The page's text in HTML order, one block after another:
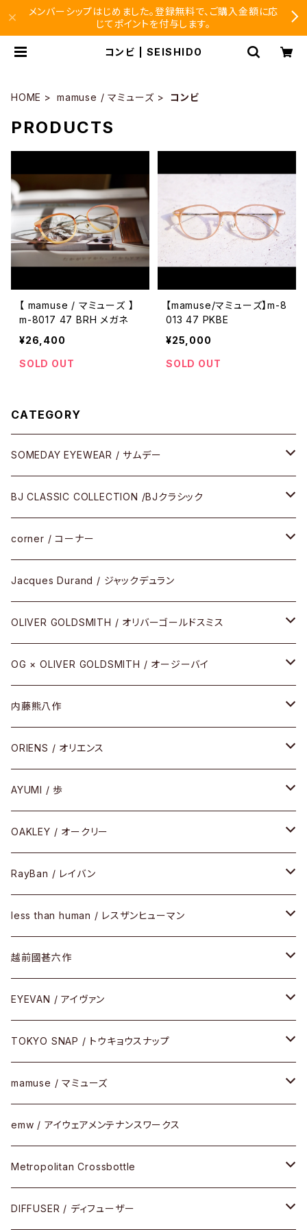
メンバーシップはじめました。登録無料で、ご購入金額に応
じてポイントを付与します。
コンビ | SEISHIDO
HOME mamuse / マミューズ コンビ
PRODUCTS
【 mamuse / マミューズ 】
m-8017 47 BRH メガネ
¥26,400
SOLD OUT
【mamuse/マミューズ】m-8
013 47 PKBE
¥25,000
SOLD OUT
CATEGORY
SOMEDAY EYEWEAR / サムデー
メガネ
サングラス
アパレル
その他
BJ CLASSIC COLLECTION /BJクラシック
CELLULOID（CRAFTSMAN EDITION）
SHINBARI（CRAFTSMAN EDITION）
URUSHI（CRAFTSMAN EDITION）
REVIVAL EDITION
HEAVY EDITION
COMBI （コンビシリーズ）
PREMIUM（プレミアムシリーズ）
PLASTIC（プラスティックシリーズ）
SIRMONT（サーモントシリーズ）
SUNSHIFT
ケア用品
corner / コーナー
リサーチシリーズ
サブリメイションシリーズ
Jacques Durand / ジャックデュラン
OLIVER GOLDSMITH / オリバーゴールドスミス
メタル
セル
コンビ
OG × OLIVER GOLDSMITH / オージーバイ
メタル
セル
コンビ
内藤熊八作
セル
メタル
コンビ
ORIENS / オリエンス
セルフレーム
メタルフレーム
その他
AYUMI / 歩
セルフレーム
OAKLEY / オークリー
メガネフレーム
サングラス
Frogskins(フロッグスキン )
Latch(ラッチ)
その他
修理
小物
RayBan / レイバン
メガネフレーム
サングラス
その他
less than human / レスザンヒューマン
メガネフレーム
サングラス
その他
越前國甚六作
セルフレーム
メタルフレーム
コンビフレーム
EYEVAN / アイヴァン
メガネ
サングラス
その他
TOKYO SNAP / トウキョウスナップ
セルフレーム
メタルフレーム
コンビネーション
mamuse / マミューズ
セル
メタル
コンビ
emw / アイウェアメンテナンスワークス
Metropolitan Crossbottle
30cm×30cm
DIFFUSER / ディフューザー